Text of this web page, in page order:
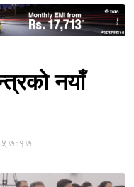
Sponsored
नयाँ